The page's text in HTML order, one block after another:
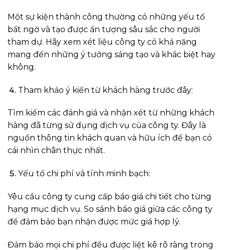
Một sự kiện thành công thường có những yếu tố
bất ngờ và tạo được ấn tượng sâu sắc cho người
tham dự. Hãy xem xét liệu công ty có khả năng
mang đến những ý tưởng sáng tạo và khác biệt hay
không.
Tham khảo ý kiến từ khách hàng trước đây:
Tìm kiếm các đánh giá và nhận xét từ những khách
hàng đã từng sử dụng dịch vụ của công ty. Đây là
nguồn thông tin khách quan và hữu ích để bạn có
cái nhìn chân thực nhất.
Yếu tố chi phí và tính minh bạch:
Yêu cầu công ty cung cấp báo giá chi tiết cho từng
hạng mục dịch vụ. So sánh báo giá giữa các công ty
để đảm bảo bạn nhận được mức giá hợp lý.
Đảm bảo mọi chi phí đều được liệt kê rõ ràng trong